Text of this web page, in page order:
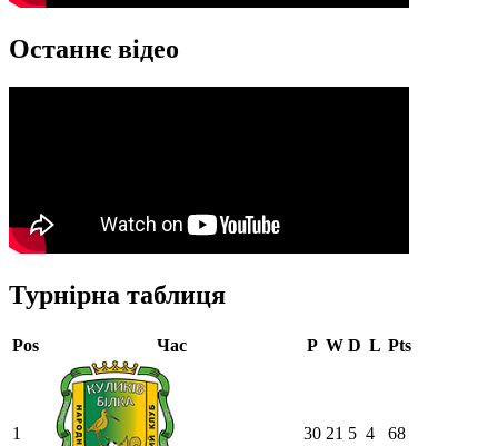
Останнє відео
Турнірна таблиця
Pos Час P W D L Pts
1 30 21 5 4 68